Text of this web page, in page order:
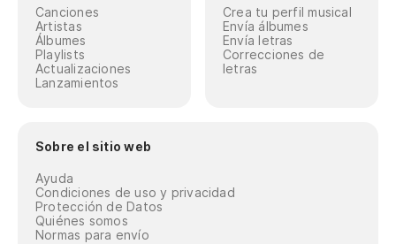
Canciones
Artistas
Álbumes
Playlists
Actualizaciones
Lanzamientos
Crea tu perfil musical
Envía álbumes
Envía letras
Correcciones de
letras
Sobre el sitio web
Ayuda
Condiciones de uso y privacidad
Protección de Datos
Quiénes somos
Normas para envío